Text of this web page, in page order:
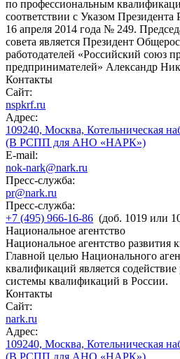
по профессиональным
соответствии с Указом
16 апреля 2014 года № 249.
совета является Президент
работодателей «Российский союз
предпринимателей» Александр
Контакты
Сайт:
nspkrf.ru
Адрес:
109240, Москва, Котельническая
(В РСПП для АНО «НАРК»)
E-mail:
nok-nark@nark.ru
Пресс-служба:
pr@nark.ru
Пресс-служба:
+7 (495) 966-16-86 (доб. 1019 или
Национальное агентство
Национальное агентство развития
Главной целью Национального
квалификаций является
системы квалификаций в России.
Контакты
Сайт:
nark.ru
Адрес:
109240, Москва, Котельническая
(В РСПП для АНО «НАРК»)